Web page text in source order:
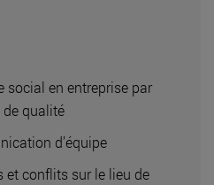
social en entreprise par
qualité
d’équipe
et conflits sur le lieu de